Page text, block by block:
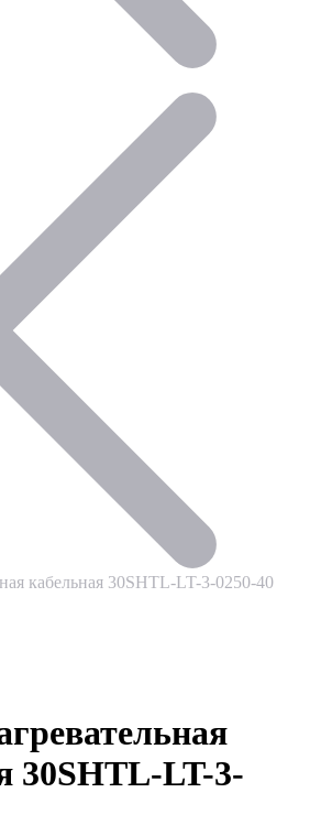
кабельная 30SHTL-LT-3-0250-40
30SHTL-LT-3-